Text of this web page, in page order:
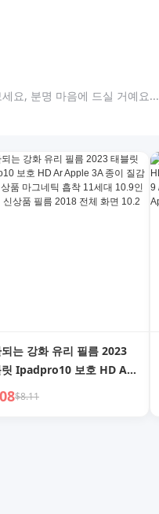
요, 분명 마음에 드실 거예요...
는 강화 유리 필름 2023
릿 Ipadpro10 보호 HD Ar
3A 종이 질감 필름 신상품
$8.11